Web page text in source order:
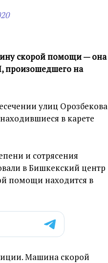
скорой помощи — она
произошедшего на
улиц Орозбекова
в карете
и сотрясения
в Бишкекский центр
помощи находится в
Машина скорой